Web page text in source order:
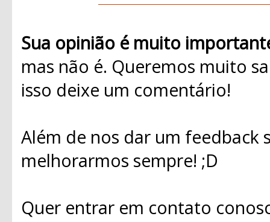
Sua opinião é muito
mas não é. Queremos muito
isso deixe um comentário!
Além de nos dar um
melhorarmos sempre! ;D
Quer entrar em contato